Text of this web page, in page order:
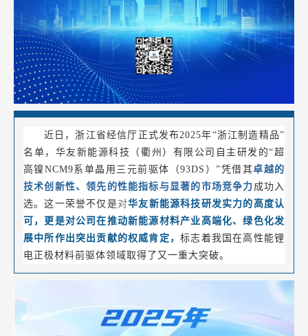
近日，浙江省经信厅正式发布2025年“浙江制造精品”
名单，华友新能源科技（衢州）有限公司自主研发的“超
高镍NCM9系单晶用三元前驱体（93DS）”凭借其卓越的
技术创新性、领先的性能指标与显著的市场竞争力 成功入
选。这一荣誉不仅是对华友新能源科技研发实力的高度认
可，更是对公司在推动新能源材料产业高端化、绿色化发
展中所作出突出贡献的权威肯定，标志着我国在高性能锂
电正极材料前驱体领域取得了又一重大突破。